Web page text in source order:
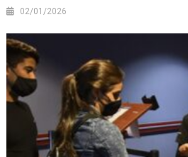
02/01/2026